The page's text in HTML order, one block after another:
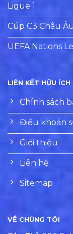
Ligue 1
Cúp C3 Châu Âu
UEFA Nations
LIÊN KẾT HỮU ÍCH
Chính sách
Điều khoản
Giới thiệu
Liên hệ
Sitemap
VỀ CHÚNG TÔI